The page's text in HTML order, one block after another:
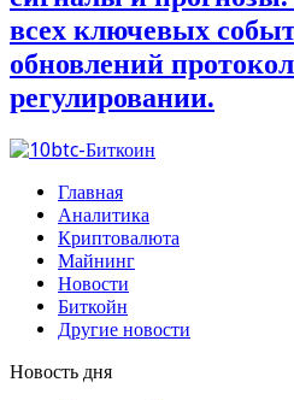
всех ключевых
обновлений
регулировании.
Главная
Аналитика
Криптовалюта
Майнинг
Новости
Биткойн
Другие новости
Новость дня